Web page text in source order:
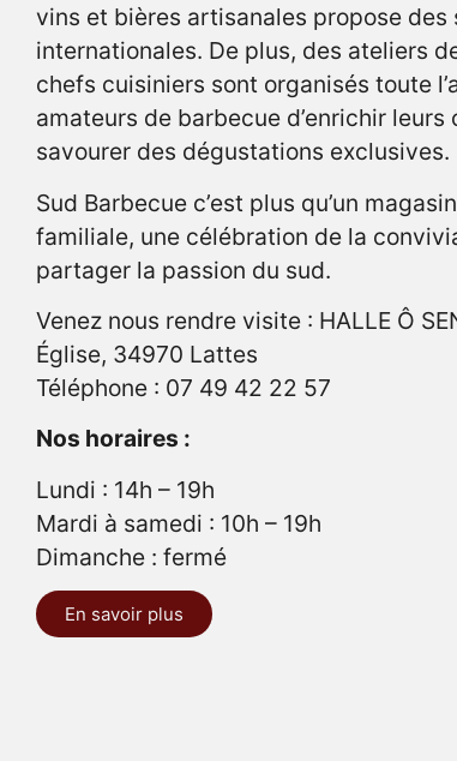
vins et bières artisanales propose des
internationales. De plus, des ateliers
chefs cuisiniers sont organisés toute
amateurs de barbecue d’enrichir
savourer des dégustations exclusives.
Sud Barbecue c’est plus qu’un
familiale, une célébration de la
partager la passion du sud.
Venez nous rendre visite : HALLE Ô
Église, 34970 Lattes
Téléphone : 07 49 42 22 57
Nos horaires :
Lundi : 14h – 19h
Mardi à samedi : 10h – 19h
Dimanche : fermé
En savoir plus